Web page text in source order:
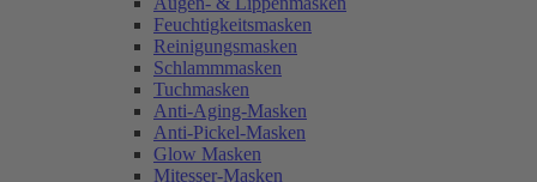
Feuchtigkeitsmasken
Reinigungsmasken
Schlammmasken
Tuchmasken
Anti-Aging-Masken
Anti-Pickel-Masken
Glow Masken
Mitesser-Masken